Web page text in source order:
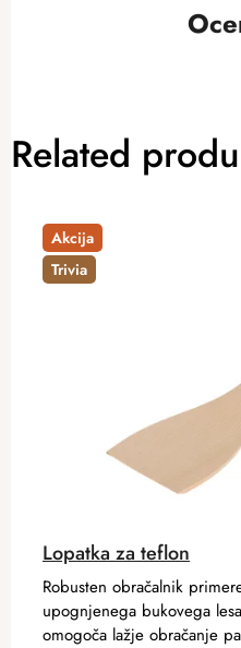
Related
Akcija
Trivia
Lopatka za teflon
Robusten obračalnik
upognjenega bukovega
omogoča lažje obračanje